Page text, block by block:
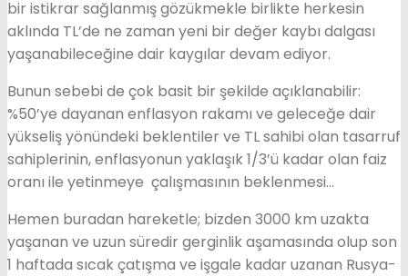
bir istikrar sağlanmış gözükmekle birlikte herkesin
aklında TL’de ne zaman yeni bir değer kaybı dalgası
yaşanabileceğine dair kaygılar devam ediyor.
Bunun sebebi de çok basit bir şekilde açıklanabilir:
%50’ye dayanan enflasyon rakamı ve geleceğe dair
yükseliş yönündeki beklentiler ve TL sahibi olan tasarruf
sahiplerinin, enflasyonun yaklaşık 1/3’ü kadar olan faiz
oranı ile yetinmeye çalışmasının beklenmesi…
Hemen buradan hareketle; bizden 3000 km uzakta
yaşanan ve uzun süredir gerginlik aşamasında olup son
1 haftada sıcak çatışma ve işgale kadar uzanan Rusya-